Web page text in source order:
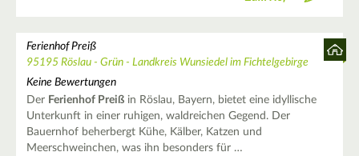
Ferienhof Preiß
95195 Röslau - Grün - Landkreis Wunsiedel im Fichtelgebirge
Keine Bewertungen
Der Ferienhof Preißin Röslau, Bayern, bietet eine idyllische
Unterkunft in einer ruhigen, waldreichen Gegend. Der
Bauernhof beherbergt Kühe, Kälber, Katzen und
Meerschweinchen, was ihn besonders für …